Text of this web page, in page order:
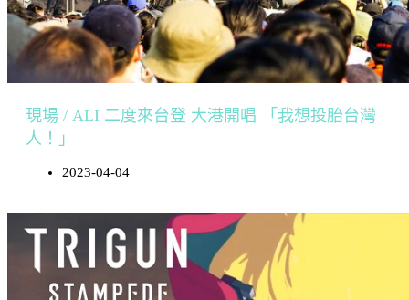
現場 / ALI 二度來台登 大港開唱 「我想投胎台灣
人！」
2023-04-04